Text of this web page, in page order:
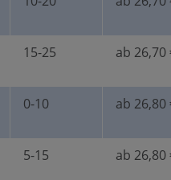
15-25 ab 26,70
0-10 ab 26,80
5-15 ab 26,80